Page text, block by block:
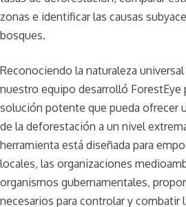
zonas e identificar las causas
bosques.
Reconociendo la naturaleza
nuestro equipo desarrolló ForestEye
solución potente que pueda ofrecer
de la deforestación a un nivel
herramienta está diseñada para
locales, las organizaciones
organismos gubernamentales,
necesarios para controlar y combatir